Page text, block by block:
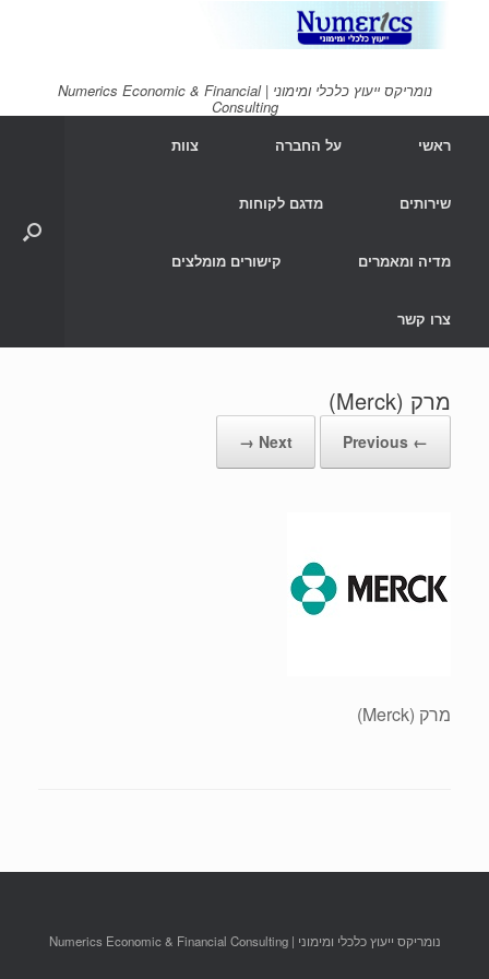
נומריקס ייעוץ כלכלי ומימוני | Numerics Economic & Financial
Consulting
ראשי
על החברה צוות
שירותים מדגם לקוחות
מדיה ומאמרים קישורים מומלצים
צרו קשר
מרק (Merck)
← Previous
Next →
מרק (Merck)
נומריקס ייעוץ כלכלי ומימוני | Numerics Economic & Financial Consulting